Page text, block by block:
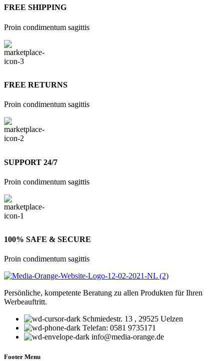
FREE SHIPPING
Proin condimentum sagittis
FREE RETURNS
Proin condimentum sagittis
SUPPORT 24/7
Proin condimentum sagittis
100% SAFE & SECURE
Proin condimentum sagittis
Persönliche, kompetente Beratung zu allen Produkten für Ihren
Werbeauftritt.
Schmiedestr. 13 , 29525 Uelzen
Telefan: 0581 9735171
info@media-orange.de
Footer Menu